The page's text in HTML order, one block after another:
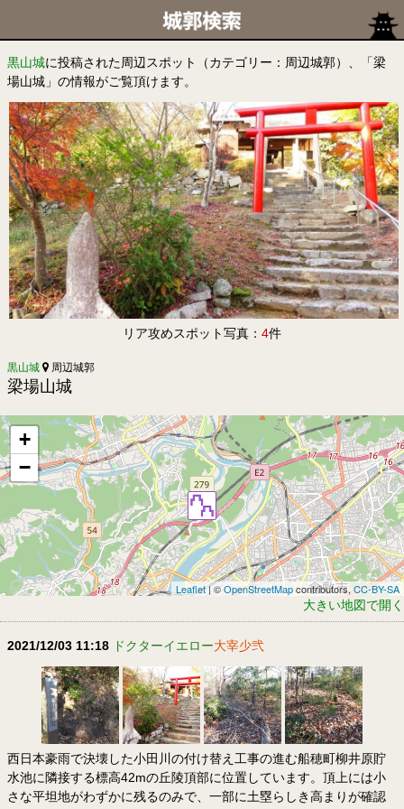
黒山城に投稿された周辺スポット（カテゴリー：周辺城郭）、「梁
場山城」の情報がご覧頂けます。
リア攻めスポット写真： 4件
黒山城 周辺城郭
梁場山城
+
−
Leaflet| ©OpenStreetMapcontributors,CC-BY-SA
大きい地図で開く
2021/12/03 11:18 ドクターイエロー大宰少弐
西日本豪雨で決壊した小田川の付け替え工事の進む船穂町柳井原貯
水池に隣接する標高42mの丘陵頂部に位置しています。頂上には小
さな平坦地がわずかに残るのみで、一部に土塁らしき高まりが確認